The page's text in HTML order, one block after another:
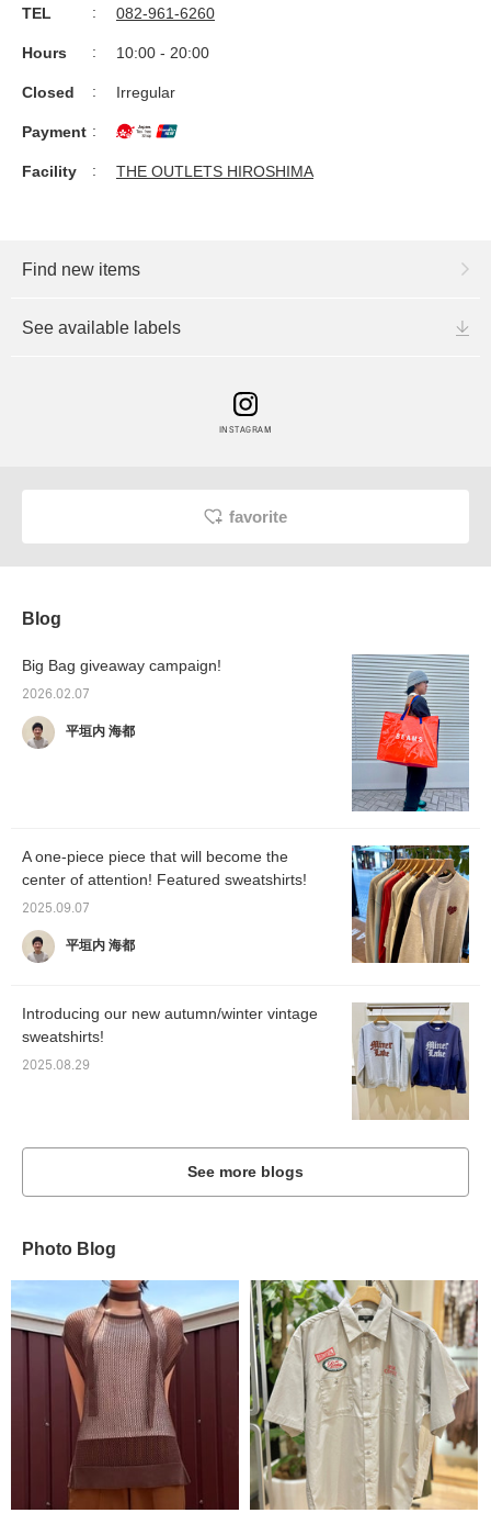
TEL 082-961-6260
Hours 10:00 - 20:00
Closed Irregular
Payment
Facility THE OUTLETS HIROSHIMA
Find new items
See available labels
INSTAGRAM
favorite
Blog
Big Bag giveaway campaign!
2026.02.07
平垣内 海都
A one-piece piece that will become the
center of attention! Featured sweatshirts!
2025.09.07
平垣内 海都
Introducing our new autumn/winter vintage
sweatshirts!
2025.08.29
See more blogs
Photo Blog